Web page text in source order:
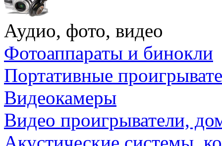
Аудио, фото, видео
Фотоаппараты и бинокли
Портативные
Видеокамеры
Видео проигрыватели,